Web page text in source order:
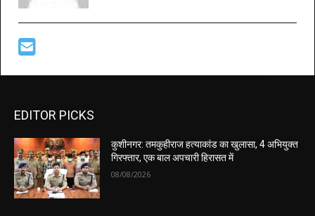
EDITOR PICKS
कुशीनगर: तमकुहीराज हत्याकांड का खुलासा, 4 अभियुक्त
गिरफ्तार, एक बाल अपचारी हिरासत में
08/08/2026